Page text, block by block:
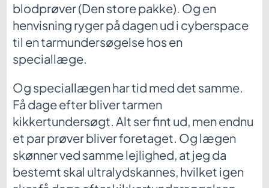
blodprøver (Den store pakke). Og en
henvisning ryger på dagen ud i cyberspace
til en tarmundersøgelse hos en
speciallæge.
Og speciallægen har tid med det samme.
Få dage efter bliver tarmen
kikkertundersøgt. Alt ser fint ud, men endnu
et par prøver bliver foretaget. Og lægen
skønner ved samme lejlighed, at jeg da
bestemt skal ultralydskannes, hvilket igen